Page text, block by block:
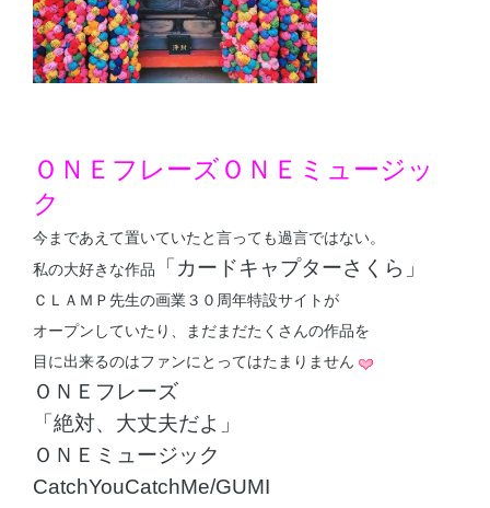
ＯＮＥフレーズＯＮＥミュージッ
ク
今まであえて置いていたと言っても過言ではない。
私の大好きな作品
「カードキャプターさくら」
ＣＬＡＭＰ先生の画業３０周年特設サイトが
オープンしていたり、まだまだたくさんの作品を
目に出来るのはファンにとってはたまりません
ＯＮＥフレーズ
「絶対、大丈夫だよ」
ＯＮＥミュージック
CatchYouCatchMe/GUMI